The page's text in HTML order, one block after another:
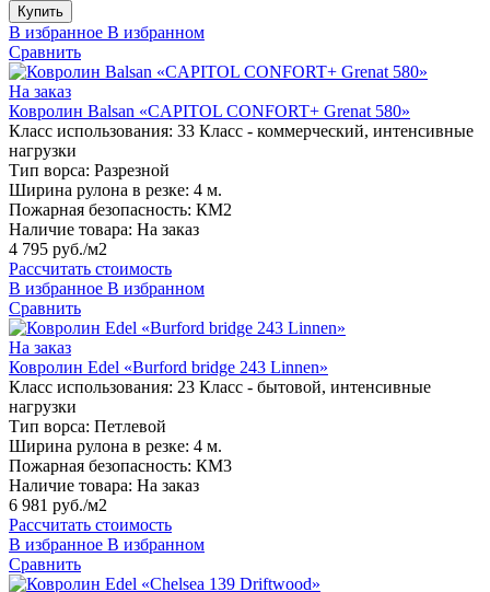
Купить
В избранное В избранном
Сравнить
На заказ
Ковролин Balsan «CAPITOL CONFORT+ Grenat 580»
Класс использования: 33 Класс - коммерческий, интенсивные
нагрузки
Тип ворса: Разрезной
Ширина рулона в резке: 4 м.
Пожарная безопасность: КМ2
Наличие товара: На заказ
4 795 руб./м2
Рассчитать стоимость
В избранное В избранном
Сравнить
На заказ
Ковролин Edel «Burford bridge 243 Linnen»
Класс использования: 23 Класс - бытовой, интенсивные
нагрузки
Тип ворса: Петлевой
Ширина рулона в резке: 4 м.
Пожарная безопасность: КМ3
Наличие товара: На заказ
6 981 руб./м2
Рассчитать стоимость
В избранное В избранном
Сравнить